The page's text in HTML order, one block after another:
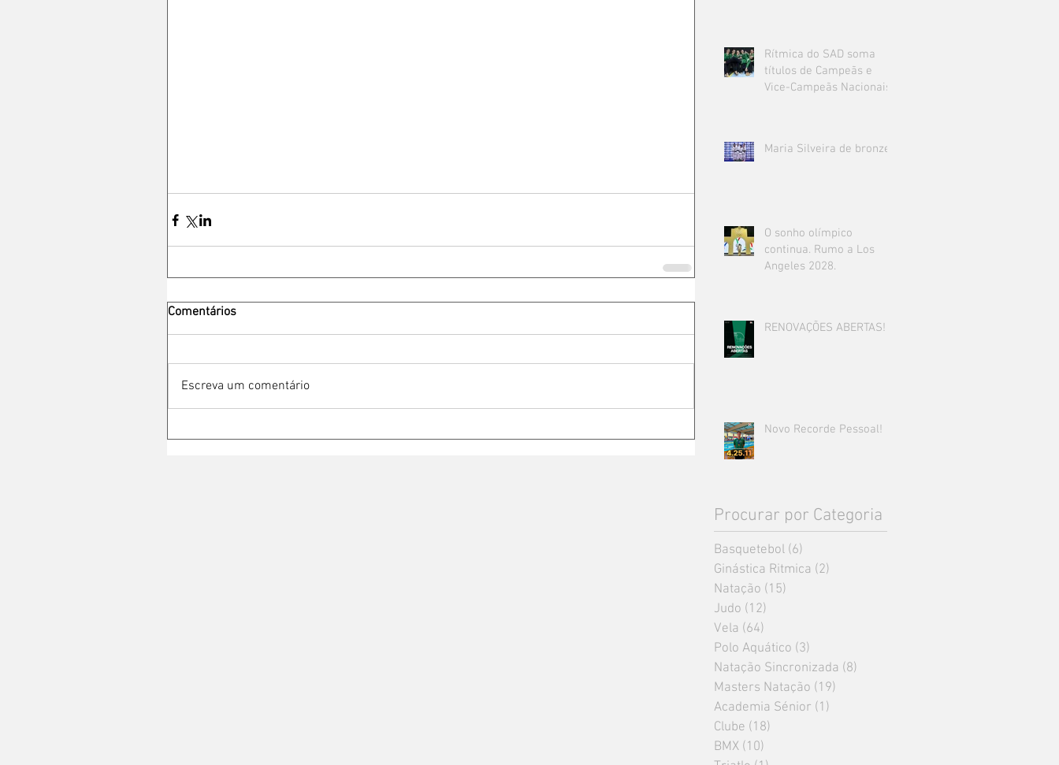
Comentários
Escreva um comentário
Rítmica do SAD soma
títulos de Campeãs e
Vice-Campeãs Nacionais!
Maria Silveira de bronze!
O sonho olímpico
continua. Rumo a Los
Angeles 2028.
RENOVAÇÕES ABERTAS!
Novo Recorde Pessoal!
Procurar por Categoria
Basquetebol (6)
Ginástica Ritmica (2)
Natação (15)
Judo (12)
Vela (64)
Polo Aquático (3)
Natação Sincronizada (8)
Masters Natação (19)
Academia Sénior (1)
Clube (18)
BMX (10)